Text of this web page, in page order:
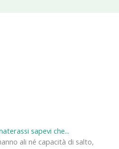
sapevi che...
ali né capacità di salto,